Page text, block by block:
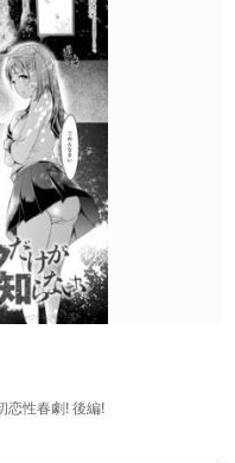
恋性春劇! 後編!